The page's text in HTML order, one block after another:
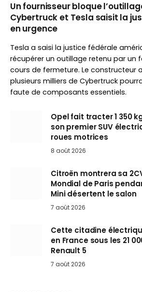
Un fournisseur bloque
Cybertruck et Tesla saisit la
en urgence
Tesla a saisi la justice fédérale
récupérer un outillage retenu par un
cours de fermeture. Le constructeur
plusieurs milliers de Cybertruck
faute de composants essentiels.
Opel fait tracter 1 350
son premier SUV
roues motrices
8 août 2026
Citroën montrera sa
Mondial de Paris
Mini désertent le salon
7 août 2026
Cette citadine
en France sous les 21
Renault 5
7 août 2026